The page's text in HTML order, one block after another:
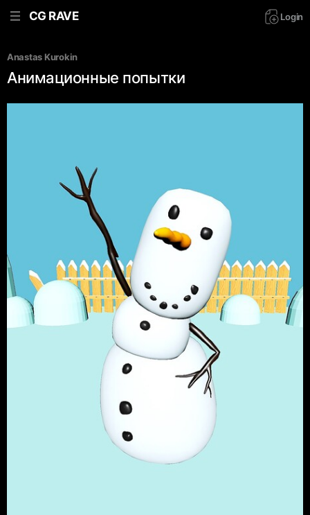
CG RAVE Login
Anastas Kurokin
Анимационные попытки